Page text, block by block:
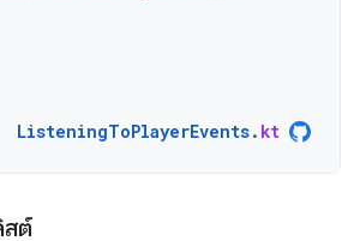
ListeningToPlayerEvents. kt
สต์